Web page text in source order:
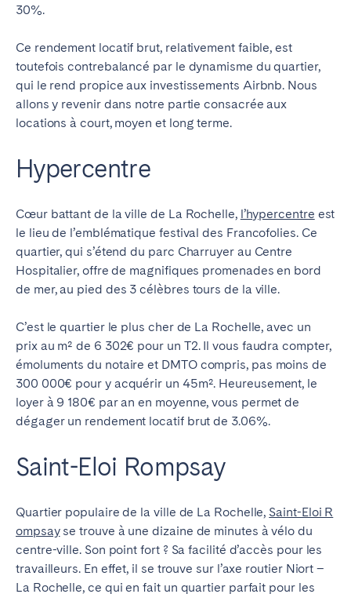
30%.
Ce rendement locatif brut, relativement faible, est
toutefois contrebalancé par le dynamisme du quartier,
qui le rend propice aux investissements Airbnb. Nous
allons y revenir dans notre partie consacrée aux
locations à court, moyen et long terme.
Hypercentre
Cœur battant de la ville de La Rochelle, l’hypercentre est
le lieu de l’emblématique festival des Francofolies. Ce
quartier, qui s’étend du parc Charruyer au Centre
Hospitalier, offre de magnifiques promenades en bord
de mer, au pied des 3 célèbres tours de la ville.
C’est le quartier le plus cher de La Rochelle, avec un
prix au m² de 6 302€ pour un T2. Il vous faudra compter,
émoluments du notaire et DMTO compris, pas moins de
300 000€ pour y acquérir un 45m². Heureusement, le
loyer à 9 180€ par an en moyenne, vous permet de
dégager un rendement locatif brut de 3.06%.
Saint-Eloi Rompsay
Quartier populaire de la ville de La Rochelle, Saint-Eloi R
ompsayse trouve à une dizaine de minutes à vélo du
centre-ville. Son point fort ? Sa facilité d’accès pour les
travailleurs. En effet, il se trouve sur l’axe routier Niort –
La Rochelle, ce qui en fait un quartier parfait pour les